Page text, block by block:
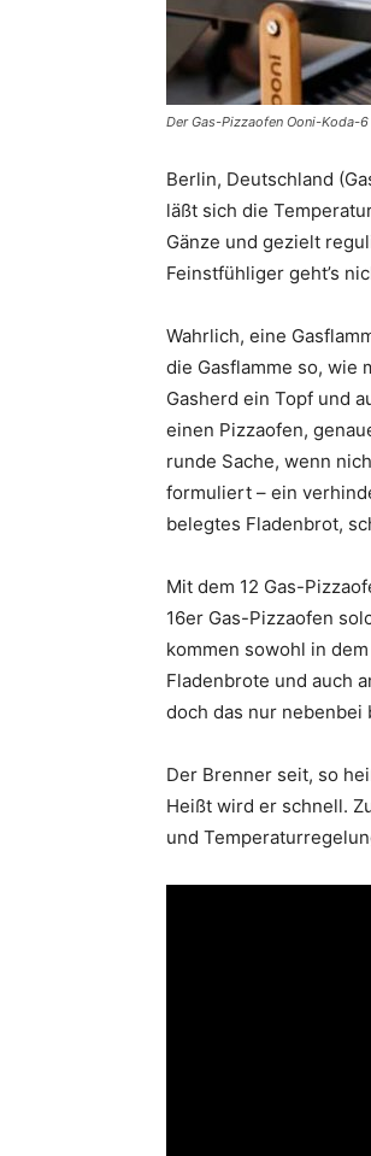
Der Gas-Pizzaofen Ooni-Koda-
Berlin, Deutschland
läßt sich die
Gänze und gezielt
Feinstfühliger geht’s
Wahrlich, eine
die Gasflamme so, wie
Gasherd ein Topf und
einen Pizzaofen,
runde Sache, wenn
formuliert – ein
belegtes Fladenbrot,
Mit dem 12 Gas-
16er Gas-Pizzaofen
kommen sowohl in
Fladenbrote und auch
doch das nur nebenbei
Der Brenner seit, so
Heißt wird er schnell.
und